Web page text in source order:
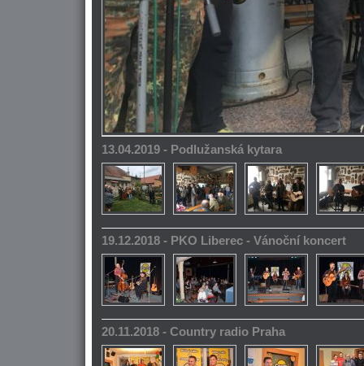
13.04.2019 - Podlužanská kytara
19.12.2018 - PKO Liberec - Vánoční koncert
20.11.2018 - Country radio Praha